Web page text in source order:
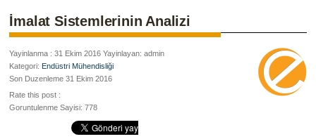
İmalat Sistemlerinin Analizi
Yayinlanma : 31 Ekim 2016 Yayinlayan: admin
Kategori: Endüstri Mühendisliği
Son Duzenleme 31 Ekim 2016
Rate this post :
Goruntulenme Sayisi: 778